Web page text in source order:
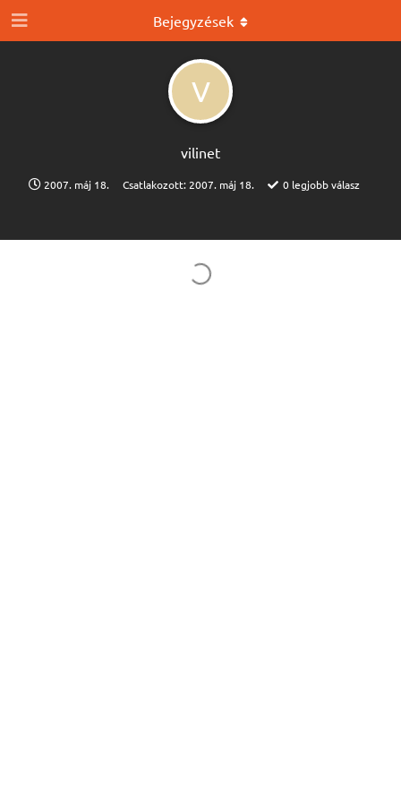
V
vilinet
2007. máj 18. Csatlakozott: 2007. máj 18. 0legjobb válasz
Bejegyzések